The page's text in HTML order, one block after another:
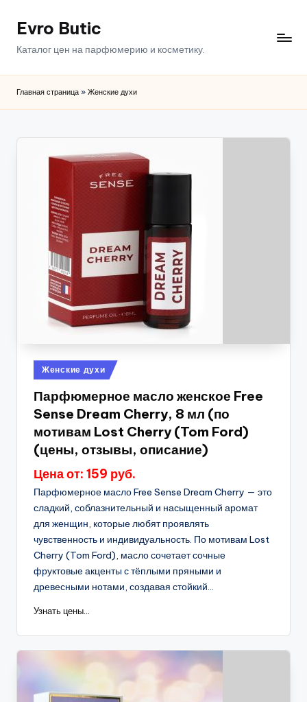
ПерейтиEvro Butic
Каталог цен на парфюмерию и косметику.
Главная страница » Женские духи
Опубликовано
в
Женские духи
Парфюмерное масло женское Free
Sense Dream Cherry, 8 мл (по
мотивам Lost Cherry (Tom Ford)
(цены, отзывы, описание)
Цена от: 159 руб.
Парфюмерное масло Free Sense Dream Cherry — это
сладкий, соблазнительный и насыщенный аромат
для женщин, которые любят проявлять
чувственность и индивидуальность. По мотивам Lost
Cherry (Tom Ford), масло сочетает сочные
фруктовые акценты с тёплыми пряными и
древесными нотами, создавая стойкий...
Узнать цены...